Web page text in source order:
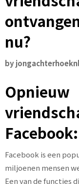
nu?
byjongachterhoeknl
Opnieuw
Facebook is een
miljoenen mensen
Een van de functies